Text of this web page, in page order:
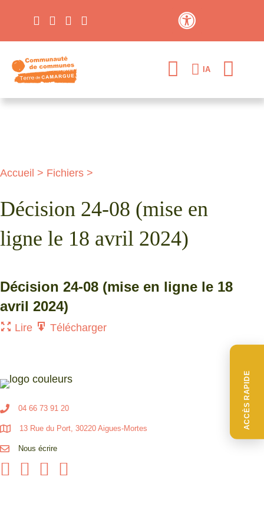
ACCÈS RAPIDE
IA
Accueil > Fichiers >
Décision 24-08 (mise en
ligne le 18 avril 2024)
Décision 24-08 (mise en ligne le 18
avril 2024)
Lire Télécharger
04 66 73 91 20
13 Rue du Port, 30220 Aigues-Mortes
Nous écrire